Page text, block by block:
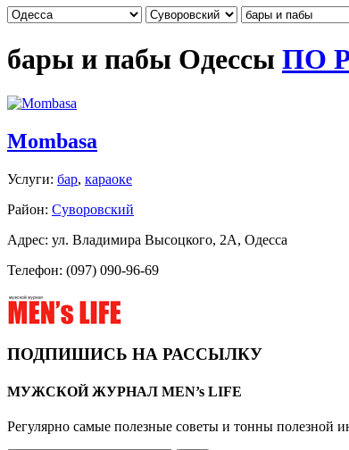
бары и пабы Одессы ПО
Mombasa
Услуги: бар, караоке
Район: Суворовский
Адрес: ул. Владимира Высоцкого, 2А, Одесса
Телефон: (097) 090-96-69
ПОДПИШИСЬ НА РАССЫЛКУ
МУЖСКОЙ ЖУРНАЛ MEN’s LIFE
Регулярно самые полезные советы и тонны